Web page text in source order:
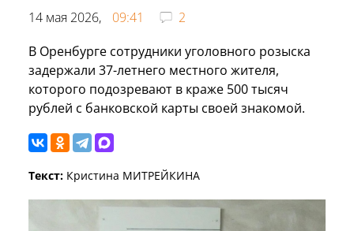
14 мая 2026, 09:41
2
В Оренбурге сотрудники уголовного розыска
задержали 37-летнего местного жителя,
которого подозревают в краже 500 тысяч
рублей с банковской карты своей знакомой.
Текст: Кристина МИТРЕЙКИНА